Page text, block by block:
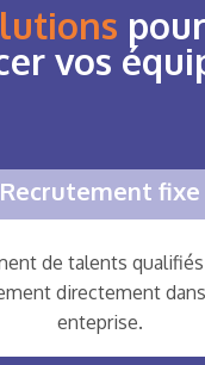
pour
vos
Recrutement fixe
de talents
directement
enteprise.